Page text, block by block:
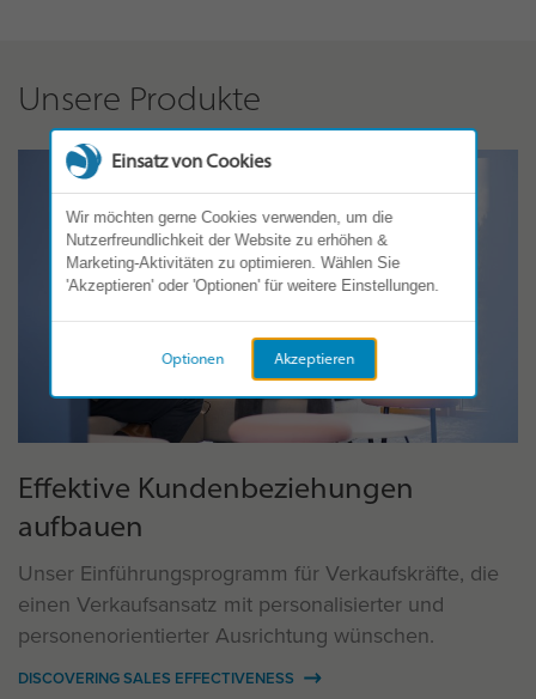
Unsere Produkte
Effektive Kundenbeziehungen
aufbauen
Unser Einführungsprogramm für Verkaufskräfte, die
einen Verkaufsansatz mit personalisierter und
personenorientierter Ausrichtung wünschen.
DISCOVERING SALES EFFECTIVENESS
Einsatz von Cookies
Wir möchten gerne Cookies verwenden, um die
Nutzerfreundlichkeit der Website zu erhöhen &
Marketing-Aktivitäten zu optimieren. Wählen Sie
'Akzeptieren' oder 'Optionen' für weitere Einstellungen.
Akzeptieren
Optionen